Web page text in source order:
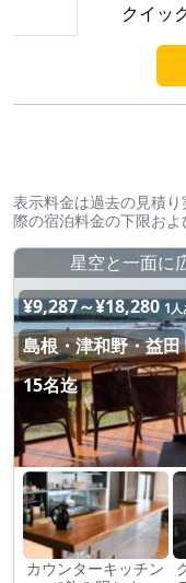
クイッ
表示料金は過去の見積
際の宿泊料金の下限およ
星空と一面に
¥9,287～¥18,280 1人
島根・津和野・益田
15名迄
カウンターキッチン